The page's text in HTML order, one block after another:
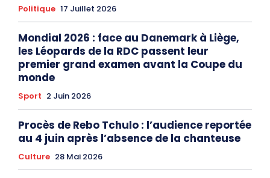
Politique 17 Juillet 2026
Mondial 2026 : face au Danemark à Liège,
les Léopards de la RDC passent leur
premier grand examen avant la Coupe du
monde
Sport 2 Juin 2026
Procès de Rebo Tchulo : l’audience reportée
au 4 juin après l’absence de la chanteuse
Culture 28 Mai 2026